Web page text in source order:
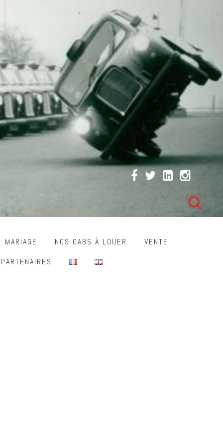
MARIAGE NOS CABS À LOUER
VENTE